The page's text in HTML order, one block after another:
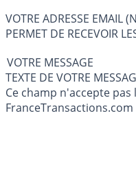
VOTRE ADRESSE EMAIL
PERMET DE RECEVOIR
VOTRE MESSAGE
Ce champ n'accepte